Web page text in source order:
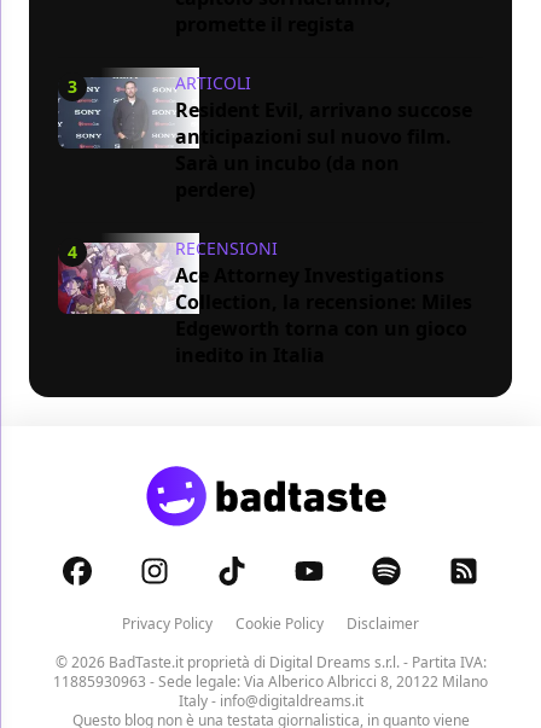
3 ARTICOLI
Resident Evil, arrivano succose
anticipazioni sul nuovo film.
4 RECENSIONI
Ace Attorney Investigations
Collection, la recensione: Miles
Privacy Policy Cookie Policy
Disclaimer
© 2026 BadTaste.it proprietà di Digital Dreams s.r.l.- Partita IVA:
11885930963 - Sede legale: Via Alberico Albricci 8, 20122 Milano
Italy - info@digitaldreams.it
Questo blog non è una testata giornalistica, in quanto viene